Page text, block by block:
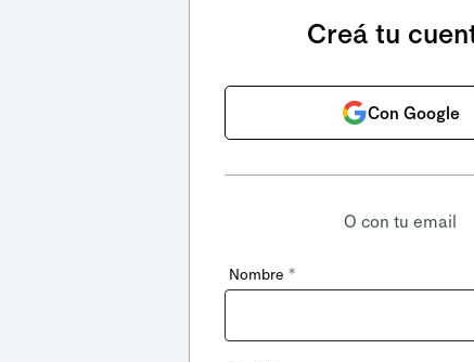
Creá tu
Con Google
O con tu email
Nombre *